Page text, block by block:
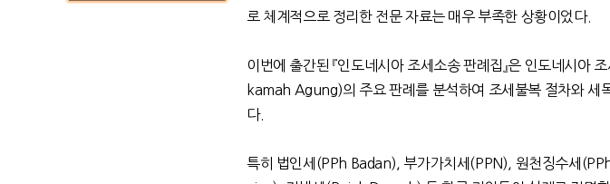
로 체계적으로 정리한 전문 자료는 매우 부족한 상황이었다.
이번에 출간된 『인도네시아 조세소송 판례집』은 인도네시아 조
kamah Agung)의 주요 판례를 분석하여 조세불복 절차와 세
다.
특히 법인세 (PPh Badan), 부가가치세 (PPN), 원천징수세